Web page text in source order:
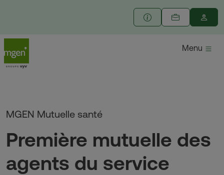
Menu
MGEN Mutuelle santé
Première mutuelle des
agents du service